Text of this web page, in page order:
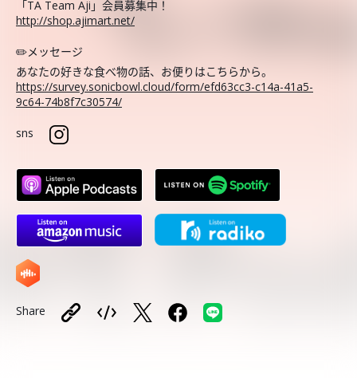
「TA Team Aji」会員募集中！
http://shop.ajimart.net/
✏️メッセージ
あなたの好きな食べ物の話、お便りはこちらから。
https://survey.sonicbowl.cloud/form/efd63cc3-c14a-41a5-
9c64-74b8f7c30574/
sns
Share